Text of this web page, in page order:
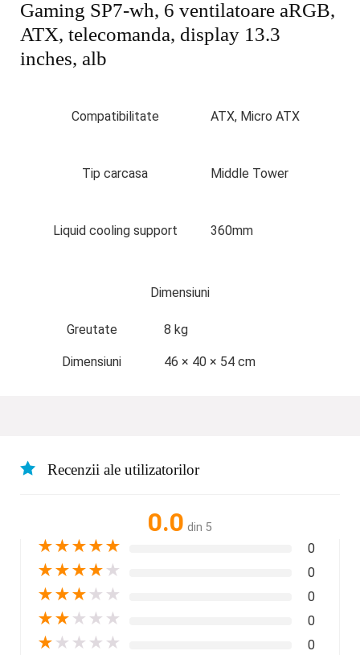
Gaming SP7-wh, 6 ventilatoare aRGB,
ATX, telecomanda, display 13.3
inches, alb
Compatibilitate ATX, Micro ATX
Tip carcasa Middle Tower
Liquid cooling support 360mm
Dimensiuni
Greutate 8 kg
Dimensiuni 46 × 40 × 54 cm
Recenzii ale utilizatorilor
0.0 din 5
★★★★★ 0
★★★★ ★ 0
★★★ ★ ★ 0
★★ ★ ★ ★ 0
★ ★ ★ ★ ★ 0